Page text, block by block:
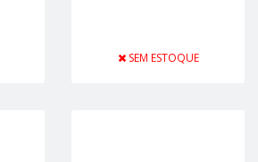
SEM ESTOQUE